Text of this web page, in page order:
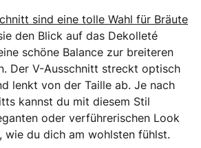
sind eine tolle Wahl für Bräute
den Blick auf das Dekolleté
schöne Balance zur breiteren
Der V-Ausschnitt streckt optisch
lenkt von der Taille ab. Je nach
kannst du mit diesem Stil
oder verführerischen Look
wie du dich am wohlsten fühlst.